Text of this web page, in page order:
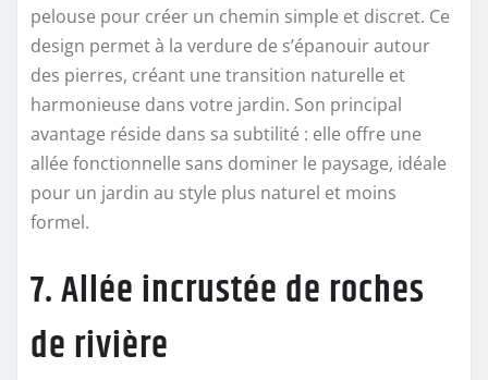
pelouse pour créer un chemin simple et discret. Ce
design permet à la verdure de s’épanouir autour
des pierres, créant une transition naturelle et
harmonieuse dans votre jardin. Son principal
avantage réside dans sa subtilité : elle offre une
allée fonctionnelle sans dominer le paysage, idéale
pour un jardin au style plus naturel et moins
formel.
7. Allée incrustée de roches
de rivière